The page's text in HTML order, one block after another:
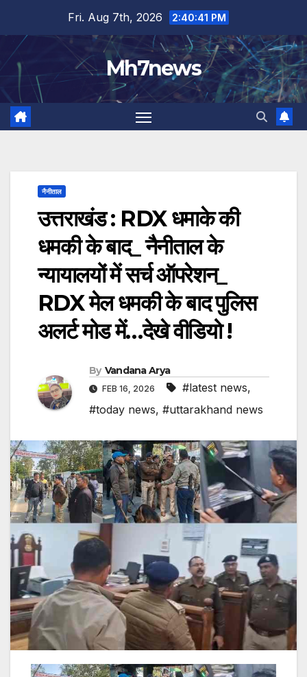
content
Fri. Aug 7th, 2026 2:40:42 PM
Mh7news
नैनीताल
उत्तराखंड : RDX धमाके की
धमकी के बाद_ नैनीताल के
न्यायालयों में सर्च ऑपरेशन_
RDX मेल धमकी के बाद पुलिस
अलर्ट मोड में…देखे वीडियो !
By Vandana Arya
FEB 16, 2026 #latest news,
#today news, #uttarakhand news